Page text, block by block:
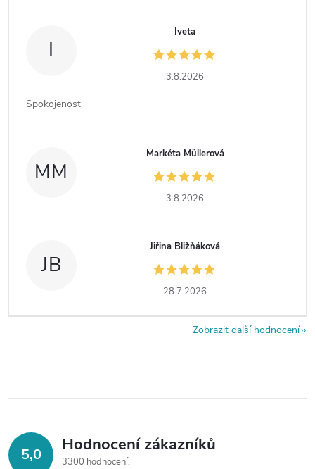
I
Iveta
3.8.2026
Spokojenost
MM
Markéta Müllerová
3.8.2026
JB
Jiřina Bližňáková
28.7.2026
Zobrazit další hodnocení
5,0 Hodnocení zákazníků
3300 hodnocení